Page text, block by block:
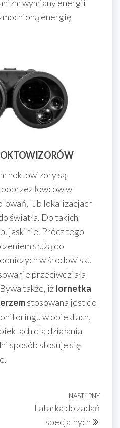
wymiany energii
energię
noktowizory są
łowców w
lub lokalizacjach
światła. Do takich
jaskinie. Prócz tego
służą do
w środowisku
przeciwdziała
także, iżlornetka
stosowana jest do
w obiektach,
dla działania
sposób stosuje się
NASTĘPNY
Latarka do zadań
specjalnych